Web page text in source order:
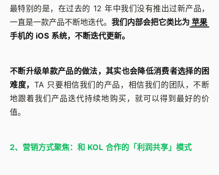
最特别的是，在过去的 12 年中我们没有推出过新产品，
一直是一款产品不断地迭代。 我们内部会把它类比为 苹果
手机的 iOS 系统，不断迭代更新。
不断升级单款产品的做法，其实也会降低消费者选择的困
难度， TA 只要相信我们的产品，相信我们的团队，不断
地跟着我们产品迭代持续地购买，就可以得到最好的价
值。
2、营销方式聚焦：和 KOL 合作的「利润共享」模式